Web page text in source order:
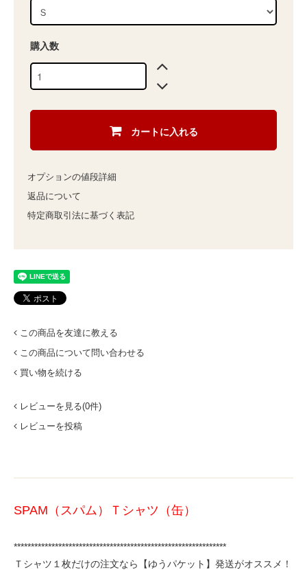
購入数
カートに入れる
オプションの値段詳細
返品について
特定商取引法に基づく表記
この商品を友達に教える
この商品について問い合わせる
買い物を続ける
レビューを見る(0件)
レビューを投稿
SPAM（スパム）Ｔシャツ（缶）
**************************************************************
Ｔシャツ１枚だけの注文なら【ゆうパケット】発送がオススメ！